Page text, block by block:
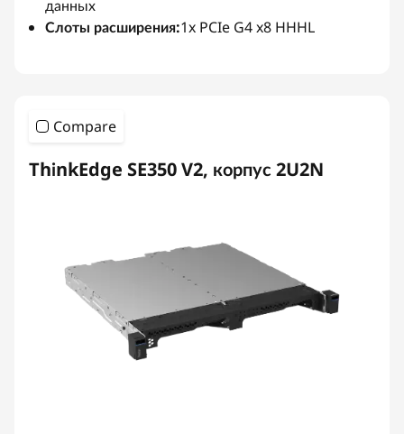
данных
Слоты расширения:1x PCIe G4 x8 HHHL
Compare
ThinkEdge SE350 V2, корпус 2U2N